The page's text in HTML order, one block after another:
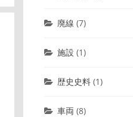
廃線 (7)
施設 (1)
歴史史料 (1)
車両 (8)